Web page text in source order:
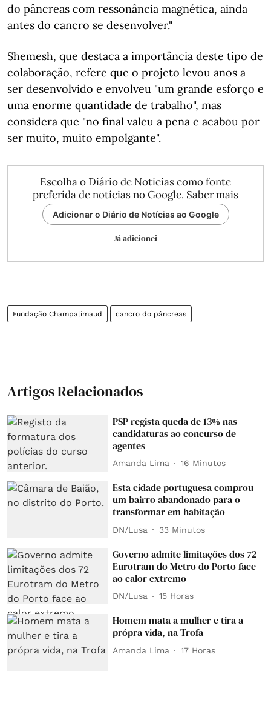
do pâncreas com ressonância magnética, ainda
antes do cancro se desenvolver."
Shemesh, que destaca a importância deste tipo de
colaboração, refere que o projeto levou anos a
ser desenvolvido e envolveu "um grande esforço e
uma enorme quantidade de trabalho", mas
considera que "no final valeu a pena e acabou por
ser muito, muito empolgante".
Escolha o Diário de Notícias como fonte
preferida de notícias no Google. Saber mais
Adicionar o Diário de Notícias ao Google
Já adicionei
Fundação Champalimaud cancro do pâncreas
Artigos Relacionados
PSP regista queda de 13% nas
candidaturas ao concurso de
agentes
Amanda Lima 16 Minutos
Esta cidade portuguesa comprou
um bairro abandonado para o
transformar em habitação
DN/Lusa 33 Minutos
Governo admite limitações dos 72
Eurotram do Metro do Porto face
ao calor extremo
DN/Lusa 15 Horas
Homem mata a mulher e tira a
própra vida, na Trofa
Amanda Lima 17 Horas